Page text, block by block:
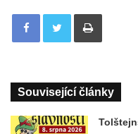
Tisknout
Související články